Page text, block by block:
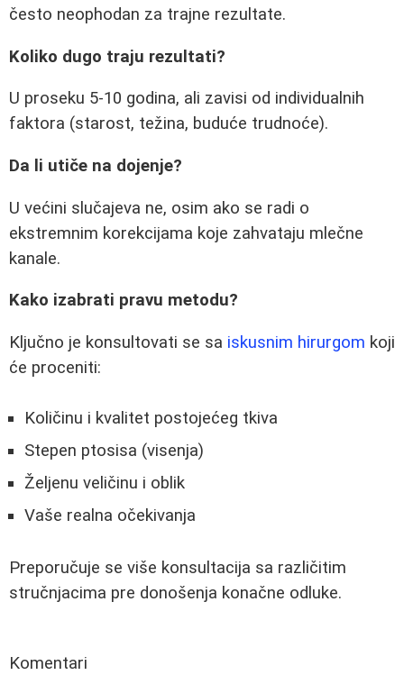
često neophodan za trajne rezultate.
Koliko dugo traju rezultati?
U proseku 5-10 godina, ali zavisi od individualnih
faktora (starost, težina, buduće trudnoće).
Da li utiče na dojenje?
U većini slučajeva ne, osim ako se radi o
ekstremnim korekcijama koje zahvataju mlečne
kanale.
Kako izabrati pravu metodu?
Ključno je konsultovati se sa iskusnim hirurgom koji
će proceniti:
Količinu i kvalitet postojećeg tkiva
Stepen ptosisa (visenja)
Željenu veličinu i oblik
Vaše realna očekivanja
Preporučuje se više konsultacija sa različitim
stručnjacima pre donošenja konačne odluke.
Komentari